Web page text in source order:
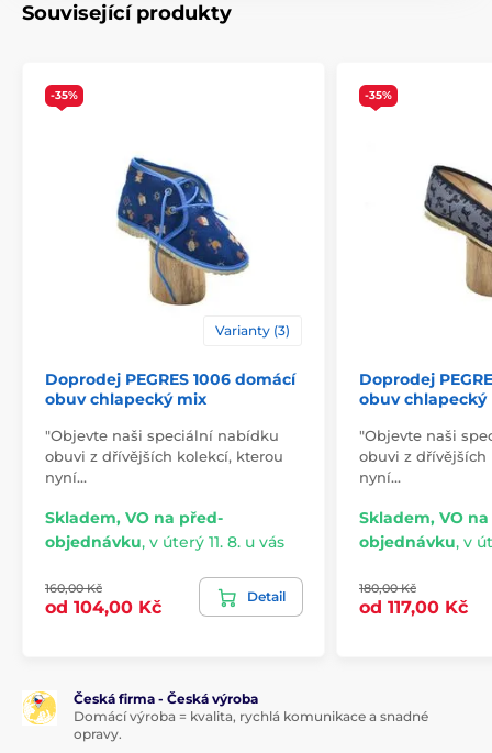
Související produkty
-35%
Varianty (3)
Doprodej PEGRES 1006 domácí
obuv chlapecký mix
"Objevte naši speciální nabídku
obuvi z dřívějších kolekcí, kterou
nyní…
Skladem, VO na před-
objednávku, v úterý 11. 8. u vás
160,00 Kč
od 104,00 Kč
Detail
-35%
Doprodej
obuv chlapecký
"Objevte naši
obuvi z dřívějších
nyní…
Skladem, VO
objednávku, v
180,00 Kč
od 117,00 Kč
Česká firma - Česká výroba
Domácí výroba = kvalita, rychlá komunikace a snadné
opravy.